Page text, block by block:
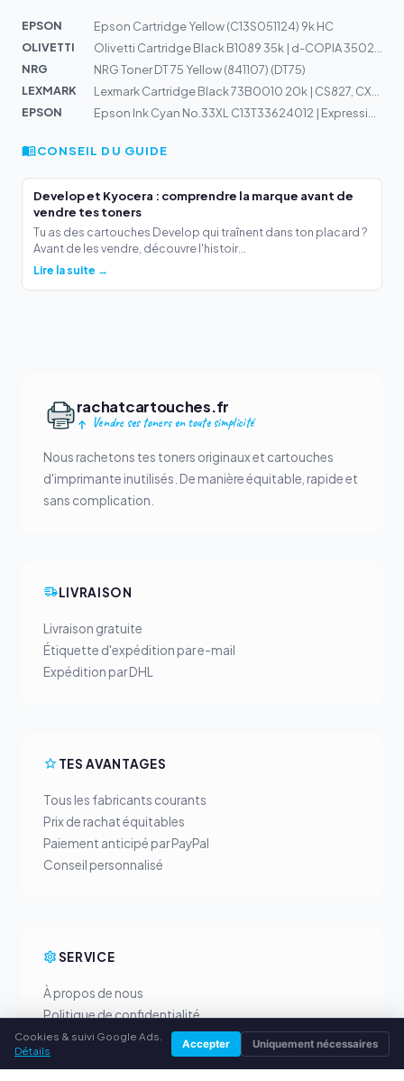
EPSON
Epson Cartridge Yellow (C13S051124) 9k HC
OLIVETTI
NRG
NRG Toner DT 75 Yellow (841107) (DT75)
LEXMARK
EPSON
CONSEIL DU GUIDE
Develop et Kyocera : comprendre la marque avant de
vendre tes toners
Tu as des cartouches Develop qui traînent dans ton placard ?
Avant de les vendre, découvre l'histoir...
Lire la suite →
rachatcartouches.fr
Vendre ses toners en toute simplicité
Nous rachetons tes toners originaux et cartouches
d'imprimante inutilisés. De manière équitable, rapide et
sans complication.
LIVRAISON
Livraison gratuite
Étiquette d'expédition par e-mail
Expédition par DHL
TES AVANTAGES
Tous les fabricants courants
Prix de rachat équitables
Paiement anticipé par PayPal
Conseil personnalisé
SERVICE
À propos de nous
Politique de confidentialité
Mentions légales
Questions fréquentes (FAQ)
Cookies & suivi Google Ads.
Détails
Accepter Uniquement nécessaires